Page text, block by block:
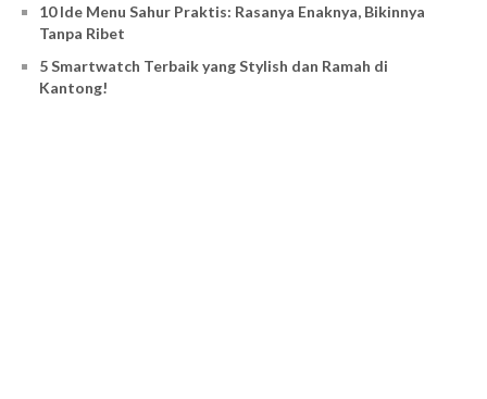
10 Ide Menu Sahur Praktis: Rasanya Enaknya, Bikinnya
Tanpa Ribet
5 Smartwatch Terbaik yang Stylish dan Ramah di
Kantong!